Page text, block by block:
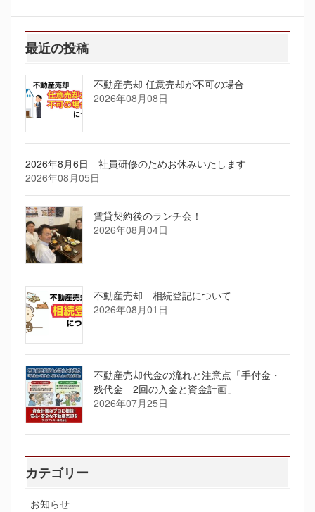
最近の投稿
不動産売却 任意売却が不可の場合
2026年08月08日
2026年8月6日 社員研修のためお休みいたします
2026年08月05日
賃貸契約後のランチ会！
2026年08月04日
不動産売却 相続登記について
2026年08月01日
不動産売却代金の流れと注意点「手付金・
残代金 2回の入金と資金計画」
2026年07月25日
カテゴリー
お知らせ